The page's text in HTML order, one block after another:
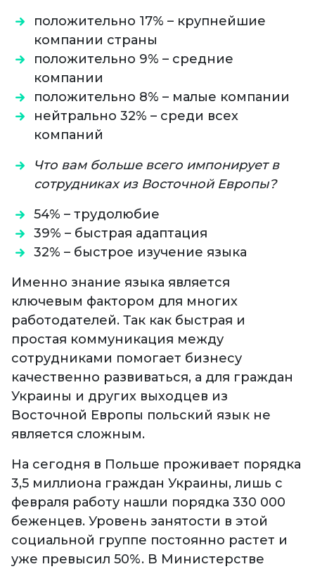
положительно 17% – крупнейшие
компании страны
положительно 9% – средние
компании
положительно 8% – малые компании
нейтрально 32% – среди всех
компаний
Что вам больше всего импонирует в
сотрудниках из Восточной Европы?
54% – трудолюбие
39% – быстрая адаптация
32% – быстрое изучение языка
Именно знание языка является
ключевым фактором для многих
работодателей. Так как быстрая и
простая коммуникация между
сотрудниками помогает бизнесу
качественно развиваться, а для граждан
Украины и других выходцев из
Восточной Европы польский язык не
является сложным.
На сегодня в Польше проживает порядка
3,5 миллиона граждан Украины, лишь с
февраля работу нашли порядка 330 000
беженцев. Уровень занятости в этой
социальной группе постоянно растет и
уже превысил 50%. В Министерстве